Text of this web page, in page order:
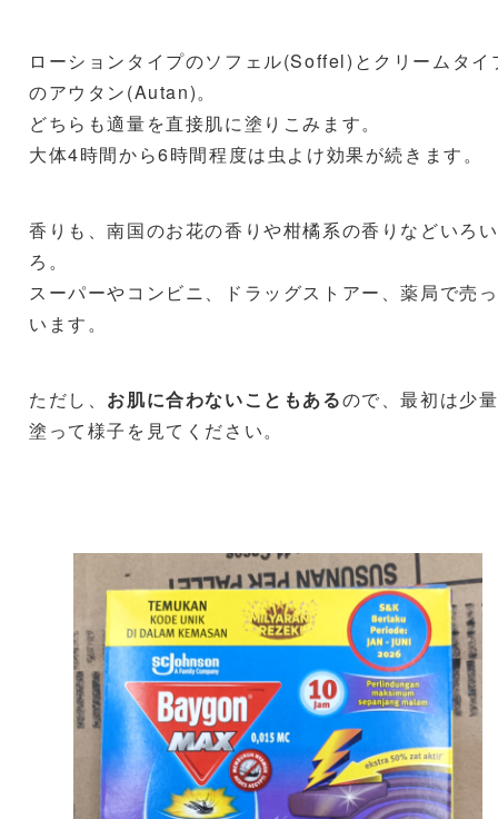
ローションタイプのソフェル(Soffel)とクリームタイ
のアウタン(Autan)。
どちらも適量を直接肌に塗りこみます。
大体4時間から6時間程度は虫よけ効果が続きます。
香りも、南国のお花の香りや柑橘系の香りなどいろい
ろ。
スーパーやコンビニ、ドラッグストアー、薬局で売
います。
ただし、 お肌に合わないこともあるので、最初は少
塗って様子を見てください。